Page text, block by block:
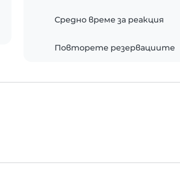
Средно време за реакция
Повторете резервациите